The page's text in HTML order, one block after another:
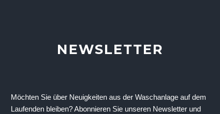
NEWSLETTER
Möchten Sie über Neuigkeiten aus der Waschanlage auf dem
Laufenden bleiben? Abonnieren Sie unseren Newsletter und